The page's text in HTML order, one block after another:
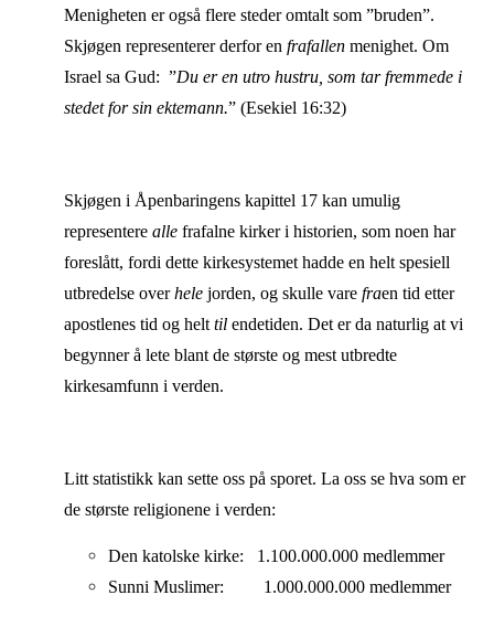
Menigheten er også flere steder omtalt som ”bruden”.
Skjøgen representerer derfor en frafallenmenighet. Om
Israel sa Gud: ”Du er en utro hustru, som tar fremmede i
stedet for sin ektemann.” (Esekiel 16:32)
Skjøgen i Åpenbaringens kapittel 17 kan umulig
representere allefrafalne kirker i historien, som noen har
foreslått, fordi dette kirkesystemet hadde en helt spesiell
utbredelse overhelejorden, og skulle vare fraen tid etter
apostlenes tid og helt tilendetiden. Det er da naturlig at vi
begynner å lete blant de største og mest utbredte
kirkesamfunn i verden.
Litt statistikk kan sette oss på sporet. La oss se hva som er
de største religionene i verden:
Den katolske kirke: 1.100.000.000 medlemmer
Sunni Muslimer: 1.000.000.000 medlemmer